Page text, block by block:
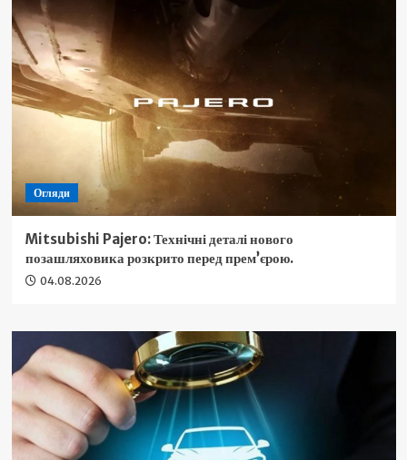
Огляди
Mitsubishi Pajero: Технічні деталі нового
позашляховика розкрито перед прем’єрою.
04.08.2026